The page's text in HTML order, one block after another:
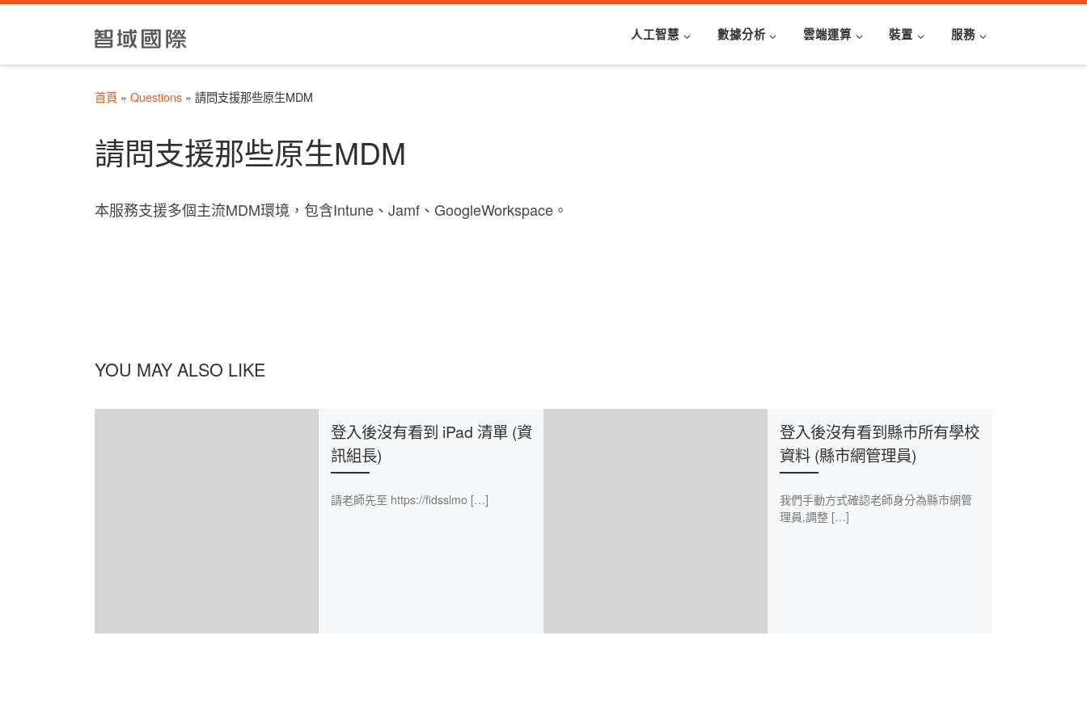
人工智慧 數據分析 雲端運算 裝置 服務
首頁 » Questions » 請問支援那些原生MDM
請問支援那些原生MDM
本服務支援多個主流MDM環境，包含Intune、Jamf、GoogleWorkspace。
YOU MAY ALSO LIKE
登入後沒有看到 iPad 清單 (資
訊組長)
請老師先至 https://fidsslmo […]
登入後沒有看到縣市所有學校
資料 (縣市網管理員)
我們手動方式確認老師身分為縣市網管
理員,調整 […]